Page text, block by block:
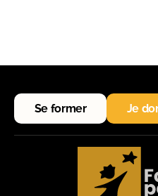
Se former Je